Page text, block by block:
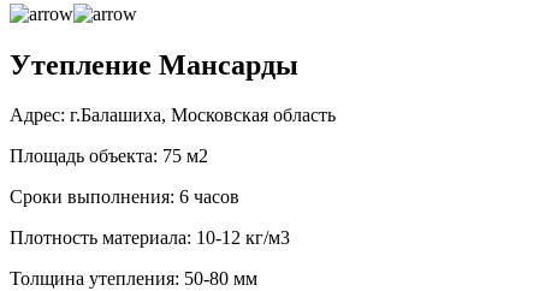
Утепление Мансарды
Адрес: г.Балашиха, Московская область
Площадь объекта: 75 м2
Сроки выполнения: 6 часов
Плотность материала: 10-12 кг/м3
Толщина утепления: 50-80 мм